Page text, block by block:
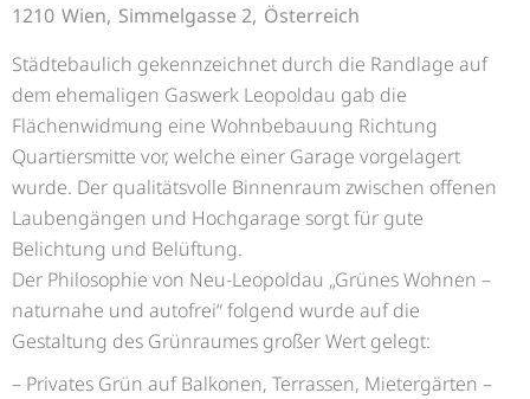
1210 Wien, Simmelgasse 2, Österreich
Städtebaulich gekennzeichnet durch die Randlage auf
dem ehemaligen Gaswerk Leopoldau gab die
Flächenwidmung eine Wohnbebauung Richtung
Quartiersmitte vor, welche einer Garage vorgelagert
wurde. Der qualitätsvolle Binnenraum zwischen offenen
Laubengängen und Hochgarage sorgt für gute
Belichtung und Belüftung.
Der Philosophie von Neu-Leopoldau „Grünes Wohnen –
naturnahe und autofrei“ folgend wurde auf die
Gestaltung des Grünraumes großer Wert gelegt:
– Privates Grün auf Balkonen, Terrassen, Mietergärten –